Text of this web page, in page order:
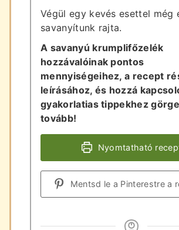
Végül egy kevés esettel még
savanyítunk rajta.
A savanyú krumplifőzelék
hozzávalóinak pontos
mennyiségeihez, a recept
leírásához, és hozzá
gyakorlatias tippekhez
tovább!
Nyomtatható
Mentsd le a Pinterestre a